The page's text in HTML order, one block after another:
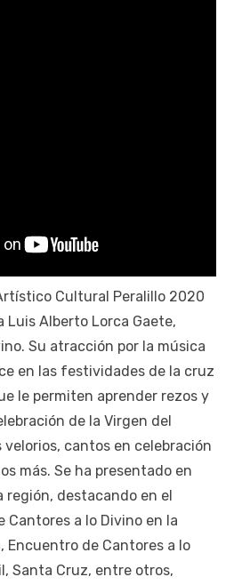
Cultural Peralillo 2020
Luis Alberto Lorca Gaete,
Su atracción por la música
en las festividades de la cruz
le permiten aprender rezos y
de la Virgen del
velorios, cantos en celebración
más. Se ha presentado en
región, destacando en el
Cantores a lo Divino en la
Encuentro de Cantores a lo
Santa Cruz, entre otros,